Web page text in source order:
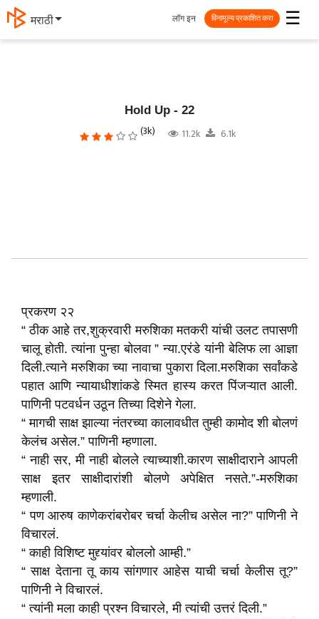
தமிழ் ☰
लॉग इन विनामूल्य प्रकाशित करा
Hold Up - 22
(3k) 11.2k 6.1k
प्रकरण २२
“ ठीक आहे तर,शुक्रवारी मरुशिका मतकरी यांची उलट तपासणी
चालू होती. त्यांना पुन्हा बोलवा ” न्या.एरंडे यांनी बेलिफ ला आज्ञा
दिली.त्याने मरुशिका च्या नावाचा पुकारा दिला.मरुशिका सर्वांकडे
पहात आणि न्यायाधीशांकडे स्मित हास्य करत पिंजऱ्यात आली.
पाणिनी पटवर्धन उठून तिच्या दिशेने गेला.
“ मागची साक्ष झाल्या नंतरच्या कालावधीत तुम्ही कामोद शी बोलणं
केलंच असेल.” पाणिनी म्हणाला.
“ नाही सर, मी नाही बोलले त्याच्याशी.कारण साक्षीदाराने आपली
साक्ष इतर साक्षीदारांशी बोलणे अपेक्षित नसते.”-मरुशिका
म्हणाली.
“ पण आरुष काणेकरांबरोबर चर्चा केलीच असेल ना?” पाणिनी ने
विचारलं.
“ काही विशिष्ट मुद्द्यांवर बोललो आम्ही.”
“ साक्ष देताना तू काय सांगणार आहेस याची चर्चा केलीस तू?”
पाणिनी ने विचारलं.
“ त्यांनी मला काही प्रश्न विचारले, मी त्यांची उत्तरं दिली.”